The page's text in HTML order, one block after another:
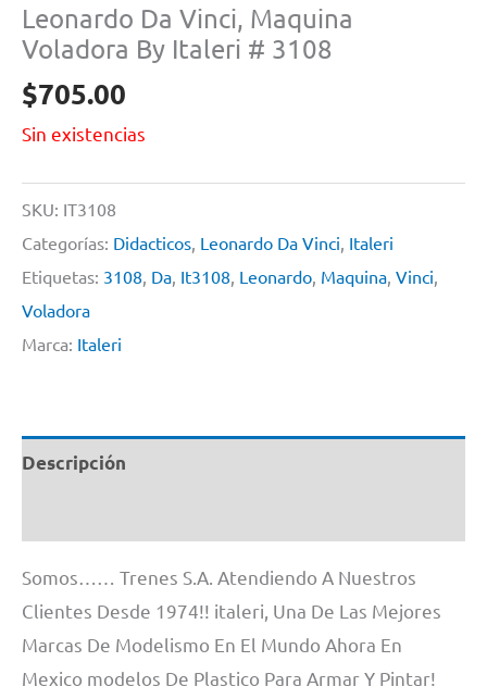
Leonardo Da Vinci, Maquina
Voladora By Italeri # 3108
$705.00
Sin existencias
SKU: IT3108
Categorías: Didacticos Leonardo Da Vinci Italeri
Etiquetas: 3108 Da It3108 Leonardo Maquina Vinci
Voladora
Marca: Italeri
Descripción
Somos…… Trenes S.A. Atendiendo A Nuestros
Clientes Desde 1974!! italeri, Una De Las Mejores
Marcas De Modelismo En El Mundo Ahora En
Mexico modelos De Plastico Para Armar Y Pintar!